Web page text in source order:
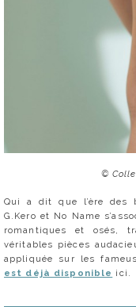
©
Qui a dit que l’ère des
G.Kero et No Name
romantiques et osés,
véritables pièces
appliquée sur les
est déjà disponible ici.